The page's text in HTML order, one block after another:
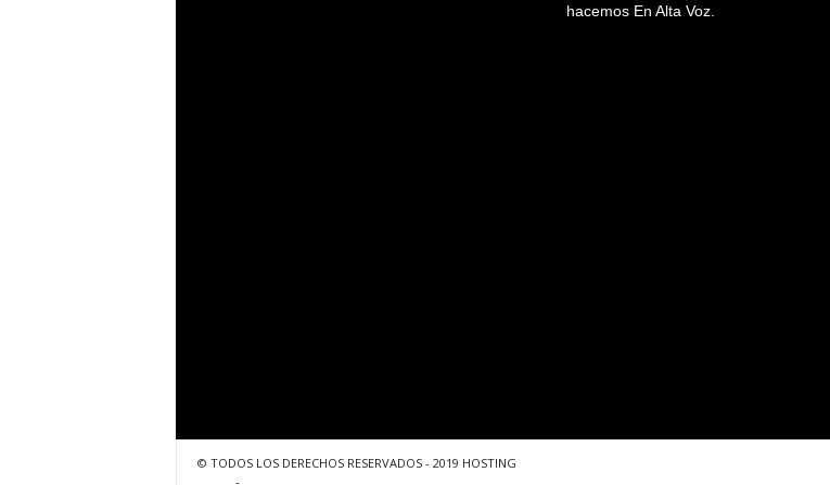
hacemos En Alta Voz.
© TODOS LOS DERECHOS RESERVADOS - 2019 HOSTING